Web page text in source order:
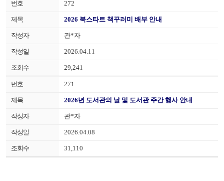
272
2026 북스타트 책꾸러미 배부 안내
관*자
2026.04.11
29,241
271
2026년 도서관의 날 및 도서관 주간 행사 안내
관*자
2026.04.08
31,110